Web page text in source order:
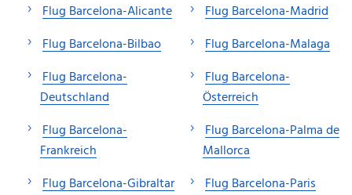
Flug Barcelona-Alicante
Flug Barcelona-Bilbao
Flug Barcelona-
Deutschland
Flug Barcelona-
Frankreich
Flug Barcelona-Gibraltar
Flug Barcelona-Madrid
Flug Barcelona-Malaga
Flug Barcelona-
Österreich
Flug Barcelona-Palma de
Mallorca
Flug Barcelona-Paris